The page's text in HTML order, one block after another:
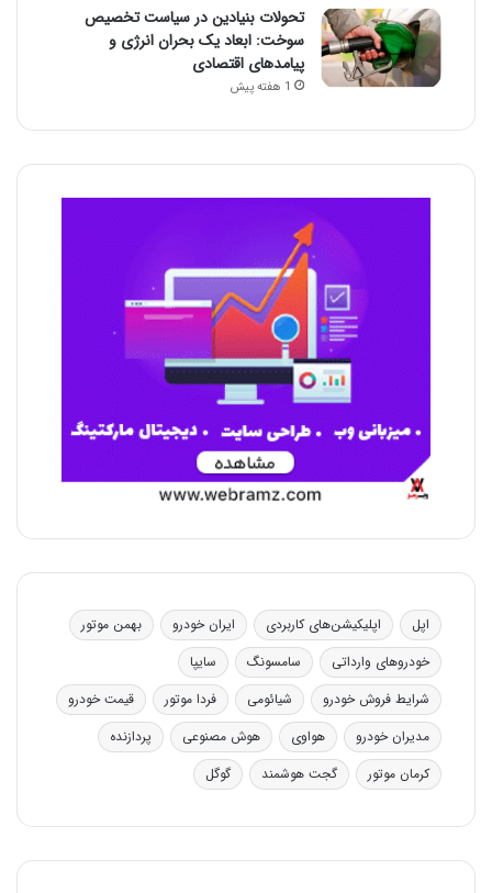
تحولات بنیادین در سیاست تخصیص
سوخت: ابعاد یک بحران انرژی و
پیامدهای اقتصادی
1 هفته پیش
اپل اپلیکیشن‌های کاربردی ایران خودرو
بهمن موتور
خودروهای وارداتی
سامسونگ
سایپا
شرایط فروش خودرو
شیائومی فردا موتور
قیمت خودرو
مدیران خودرو
هواوی هوش مصنوعی
پردازنده
کرمان موتور
گجت هوشمند گوگل